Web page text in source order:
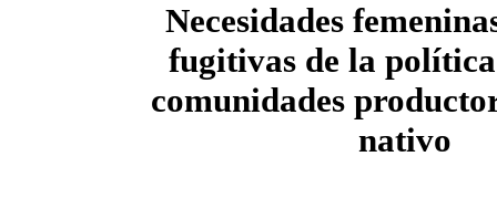
Necesidades
fugitivas de la
comunidades
nativo